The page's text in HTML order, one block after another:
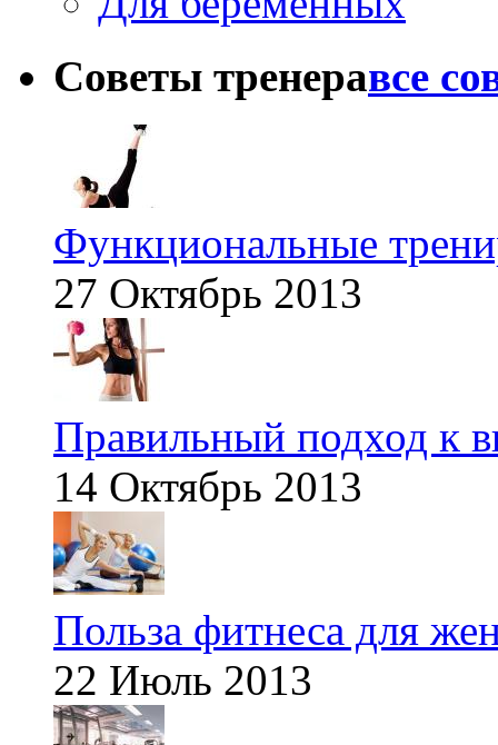
Советы тренеравсе
Функциональные
27 Октябрь 2013
Правильный подход к
14 Октябрь 2013
Польза фитнеса для
22 Июль 2013